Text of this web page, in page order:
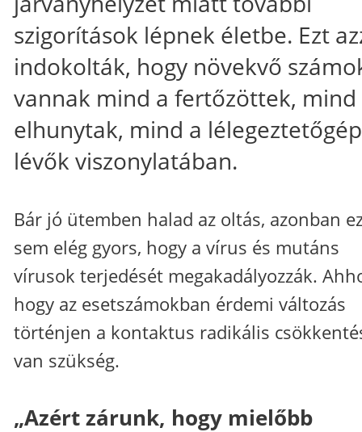
szigorítások lépnek életbe. Ezt
indokolták, hogy növekvő
vannak mind a fertőzöttek, mind
elhunytak, mind a
lévők viszonylatában.
Bár jó ütemben halad az oltás, azonban
sem elég gyors, hogy a vírus és mutáns
vírusok terjedését megakadályozzák.
hogy az esetszámokban érdemi változás
történjen a kontaktus radikális
van szükség.
„Azért zárunk, hogy mielőbb